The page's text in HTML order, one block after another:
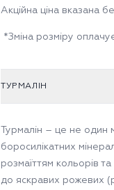
Акційна ціна вказана
*Зміна розміру
ТУРМАЛІН
Турмалін – це не один
боросилікатних
розмаїттям кольорів
до яскравих рожевих